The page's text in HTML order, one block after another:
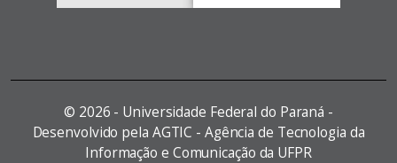
© 2026 - Universidade Federal do Paraná -
Desenvolvido pela AGTIC - Agência de Tecnologia da
Informação e Comunicação da UFPR